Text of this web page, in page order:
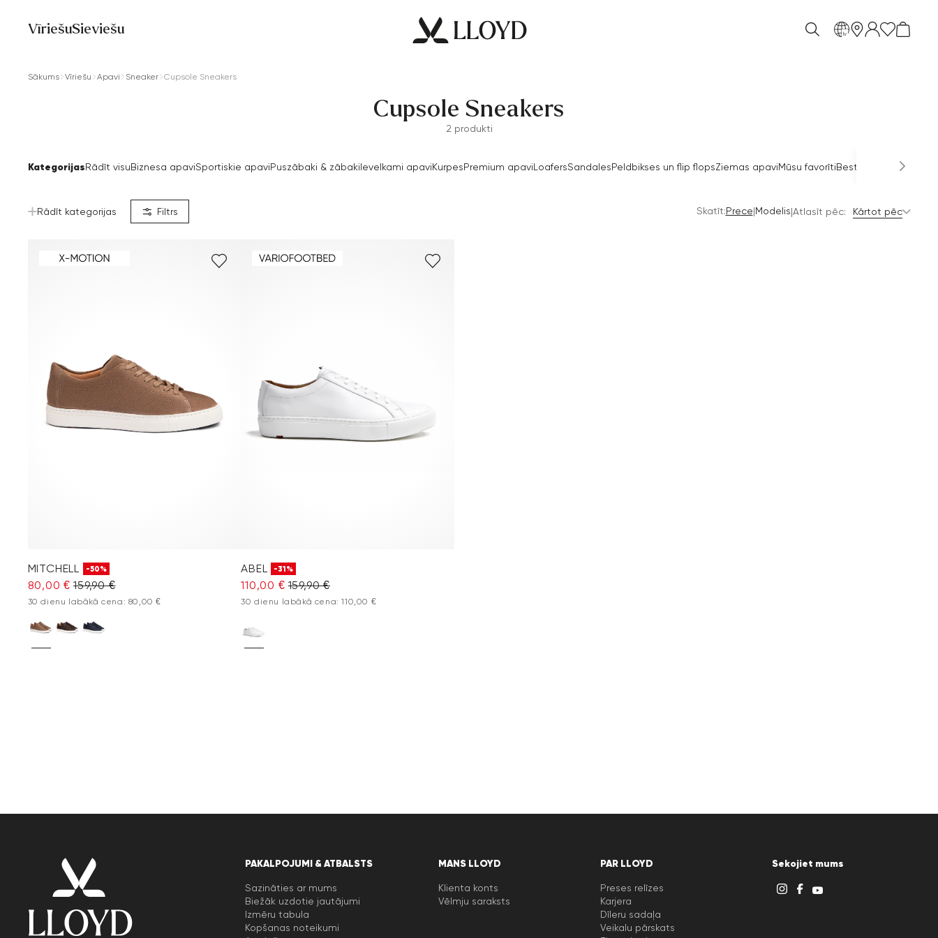
VīriešuSieviešu lv
Sākums Vīriešu Apavi Sneaker Cupsole Sneakers
Cupsole Sneakers
2 produkti
KategorijasRādīt visuBiznesa apaviSportiskie apaviPuszābaki & zābakiIevelkami apaviKurpesPremium apaviLoafersSandalesPeldbikses un flip flopsZiemas apaviMūsu favorītiBestselleri Svētku
Rādīt kategorijas Filtrs Skatīt:Prece|Modelis|Atlasīt pēc: Kārtot pēc
MITCHELL -50%
80,00 € 159,90 €
30 dienu labākā cena: 80,00 €
ABEL -31%
110,00 € 159,90 €
30 dienu labākā cena: 110,00 €
PAKALPOJUMI & ATBALSTS
Sazināties ar mums
Biežāk uzdotie jautājumi
Izmēru tabula
Kopšanas noteikumi
MANS LLOYD
Klienta konts
Vēlmju saraksts
PAR LLOYD
Preses relīzes
Karjera
Dīleru sadaļa
Veikalu pārskats
Sekojiet mums